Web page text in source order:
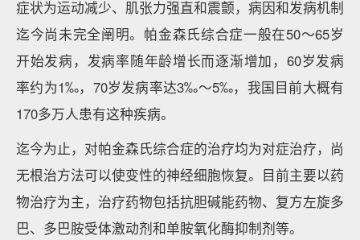
症状为运动减少、肌张力强直和震颤，病因和发病机制
迄今尚未完全阐明。帕金森氏综合症一般在50～65岁
开始发病，发病率随年龄增长而逐渐增加，60岁发病
率约为1‰，70岁发病率达3‰～5‰，我国目前大概有
170多万人患有这种疾病。
迄今为止，对帕金森氏综合症的治疗均为对症治疗，尚
无根治方法可以使变性的神经细胞恢复。目前主要以药
物治疗为主，治疗药物包括抗胆碱能药物、复方左旋多
巴、多巴胺受体激动剂和单胺氧化酶抑制剂等。